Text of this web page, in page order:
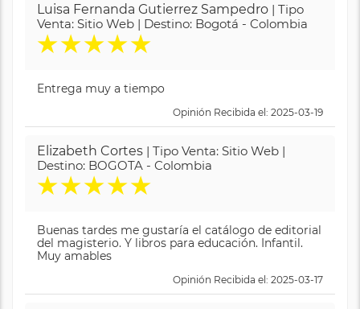
Luisa Fernanda Gutierrez Sampedro | Tipo
Venta: Sitio Web | Destino: Bogotá - Colombia
★★★★★
Entrega muy a tiempo
Opinión Recibida el: 2025-03-19
Elizabeth Cortes | Tipo Venta: Sitio Web |
Destino: BOGOTA - Colombia
★★★★★
Buenas tardes me gustaría el catálogo de editorial
del magisterio. Y libros para educación. Infantil.
Muy amables
Opinión Recibida el: 2025-03-17